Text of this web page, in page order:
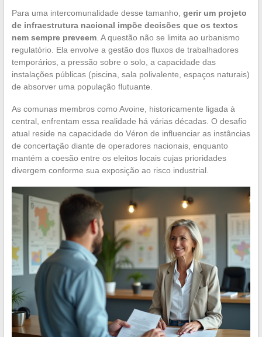
Para uma intercomunalidade desse tamanho, gerir um projeto
de infraestrutura nacional impõe decisões que os textos
nem sempre preveem. A questão não se limita ao urbanismo
regulatório. Ela envolve a gestão dos fluxos de trabalhadores
temporários, a pressão sobre o solo, a capacidade das
instalações públicas (piscina, sala polivalente, espaços naturais)
de absorver uma população flutuante.
As comunas membros como Avoine, historicamente ligada à
central, enfrentam essa realidade há várias décadas. O desafio
atual reside na capacidade do Véron de influenciar as instâncias
de concertação diante de operadores nacionais, enquanto
mantém a coesão entre os eleitos locais cujas prioridades
divergem conforme sua exposição ao risco industrial.